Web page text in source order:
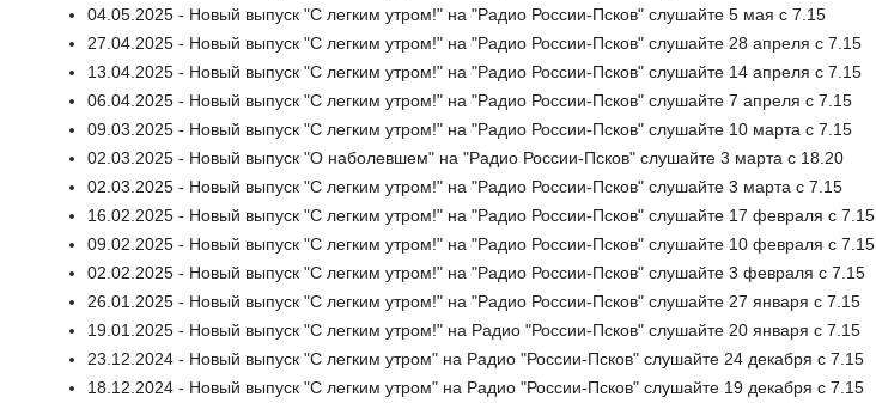
04.05.2025 - Новый выпуск "С легким утром!" на "Радио России-Псков" слушайте 5 мая с 7.15
27.04.2025 - Новый выпуск "С легким утром!" на "Радио России-Псков" слушайте 28 апреля с 7.15
13.04.2025 - Новый выпуск "С легким утром!" на "Радио России-Псков" слушайте 14 апреля с 7.15
06.04.2025 - Новый выпуск "С легким утром!" на "Радио России-Псков" слушайте 7 апреля с 7.15
09.03.2025 - Новый выпуск "С легким утром!" на "Радио России-Псков" слушайте 10 марта с 7.15
02.03.2025 - Новый выпуск "О наболевшем" на "Радио России-Псков" слушайте 3 марта с 18.20
02.03.2025 - Новый выпуск "С легким утром!" на "Радио России-Псков" слушайте 3 марта с 7.15
16.02.2025 - Новый выпуск "С легким утром!" на "Радио России-Псков" слушайте 17 февраля с 7.15
09.02.2025 - Новый выпуск "С легким утром!" на "Радио России-Псков" слушайте 10 февраля с 7.15
02.02.2025 - Новый выпуск "С легким утром!" на "Радио России-Псков" слушайте 3 февраля с 7.15
26.01.2025 - Новый выпуск "С легким утром!" на "Радио России-Псков" слушайте 27 января с 7.15
19.01.2025 - Новый выпуск "С легким утром!" на Радио "России-Псков" слушайте 20 января с 7.15
23.12.2024 - Новый выпуск "С легким утром" на Радио "России-Псков" слушайте 24 декабря с 7.15
18.12.2024 - Новый выпуск "С легким утром" на Радио "России-Псков" слушайте 19 декабря с 7.15